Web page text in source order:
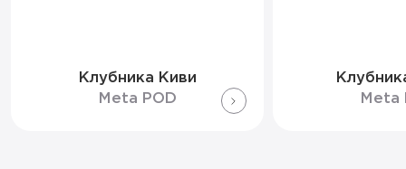
Клубника Киви
Meta POD
Meta